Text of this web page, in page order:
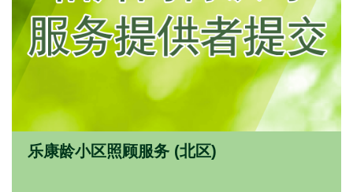
乐康龄小区照顾服务 (北区)